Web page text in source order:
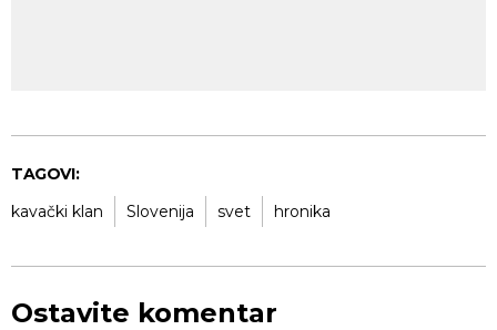
TAGOVI:
kavački klan
Slovenija svet hronika
Ostavite komentar